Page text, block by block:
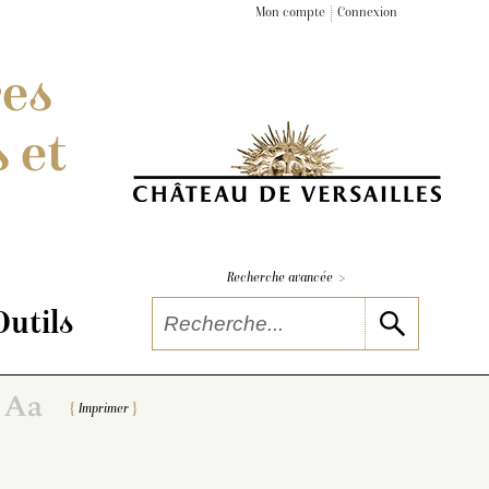
Mon compte Connexion
et
Recherche avancée >
Imprimer